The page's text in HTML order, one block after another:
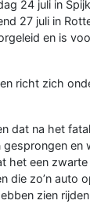
24 juli in
27 juli in
en is
richt zich
dat na het
gesprongen en
het een zwarte
die zo’n auto
zien